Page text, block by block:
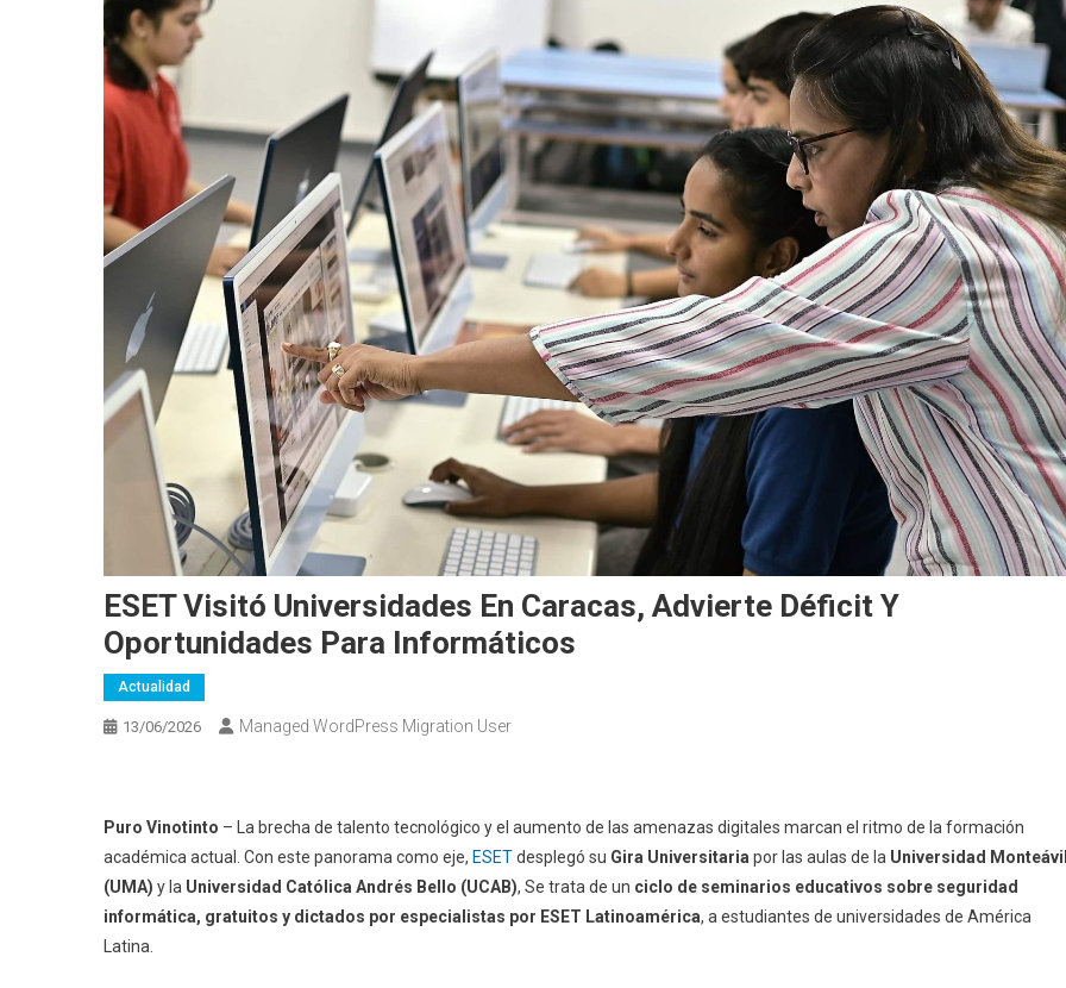
ESET Visitó Universidades En Caracas, Advierte Déficit Y
Oportunidades Para Informáticos
Actualidad
13/06/2026 Managed WordPress Migration User
Puro Vinotinto – La brecha de talento tecnológico y el aumento de las amenazas digitales marcan el ritmo de la formación
académica actual. Con este panorama como eje, ESETdesplegó su Gira Universitaria por las aulas de la Universidad
(UMA) y la Universidad Católica Andrés Bello (UCAB), Se trata de un ciclo de seminarios educativos sobre seguridad
informática, gratuitos y dictados por especialistas por ESET Latinoamérica, a estudiantes de universidades de América
Latina.